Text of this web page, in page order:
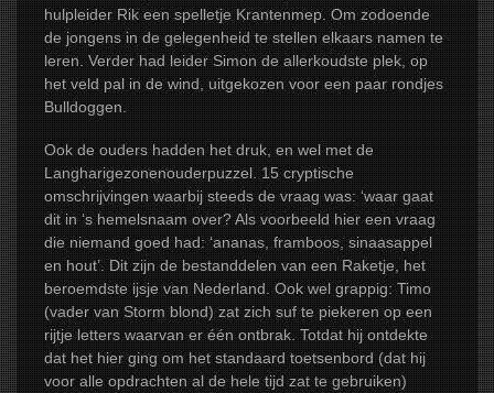
hulpleider Rik een spelletje Krantenmep. Om zodoende
de jongens in de gelegenheid te stellen elkaars namen te
leren. Verder had leider Simon de allerkoudste plek, op
het veld pal in de wind, uitgekozen voor een paar rondjes
Bulldoggen.
Ook de ouders hadden het druk, en wel met de
Langharigezonenouderpuzzel. 15 cryptische
omschrijvingen waarbij steeds de vraag was: ‘waar gaat
dit in ‘s hemelsnaam over? Als voorbeeld hier een vraag
die niemand goed had: ‘ananas, framboos, sinaasappel
en hout’. Dit zijn de bestanddelen van een Raketje, het
beroemdste ijsje van Nederland. Ook wel grappig: Timo
(vader van Storm blond) zat zich suf te piekeren op een
rijtje letters waarvan er één ontbrak. Totdat hij ontdekte
dat het hier ging om het standaard toetsenbord (dat hij
voor alle opdrachten al de hele tijd zat te gebruiken)